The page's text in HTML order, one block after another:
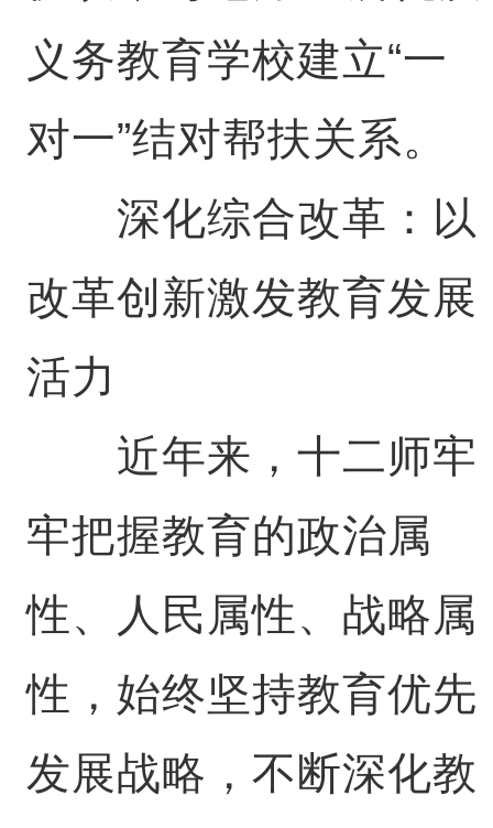
义务教育学校建立“一
对一”结对帮扶关系。
深化综合改革：以
改革创新激发教育发展
活力
近年来，十二师牢
牢把握教育的政治属
性、人民属性、战略属
性，始终坚持教育优先
发展战略，不断深化教